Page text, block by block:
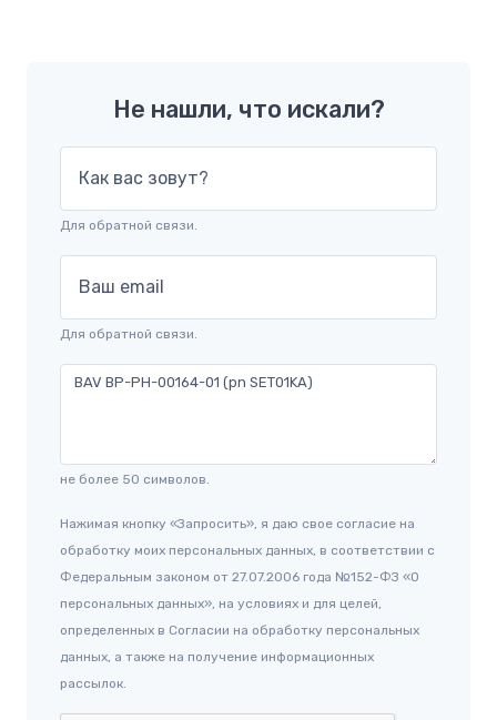
Не нашли, что искали?
Как вас зовут?
Для обратной связи.
Ваш email
Для обратной связи.
не более 50 символов.
Нажимая кнопку «Запросить», я даю свое согласие на
обработку моих персональных данных, в соответствии с
Федеральным законом от 27.07.2006 года №152-ФЗ «О
персональных данных», на условиях и для целей,
определенных в Согласии на обработку персональных
данных, а также на получение информационных
рассылок.